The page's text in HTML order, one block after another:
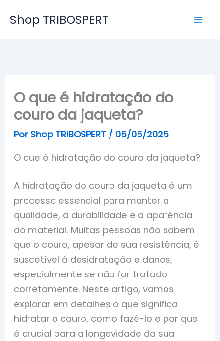
para
o
Shop TRIBOSPERT
O que é hidratação do
couro da jaqueta?
Por Shop TRIBOSPERT / 05/05/2025
O que é hidratação do couro da jaqueta?
A hidratação do couro da jaqueta é um
processo essencial para manter a
qualidade, a durabilidade e a aparência
do material. Muitas pessoas não sabem
que o couro, apesar de sua resistência, é
suscetível à desidratação e danos,
especialmente se não for tratado
corretamente. Neste artigo, vamos
explorar em detalhes o que significa
hidratar o couro, como fazê-lo e por que
é crucial para a longevidade da sua